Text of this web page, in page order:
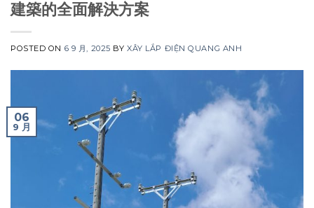
建築的全面解決方案
POSTED ON 6 9 月, 2025 BYXÂY LẮP ĐIỆN QUANG ANH
06
9 月